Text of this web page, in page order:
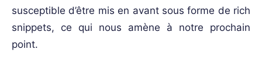
susceptible d’être mis en avant sous forme de rich
snippets, ce qui nous amène à notre prochain
point.